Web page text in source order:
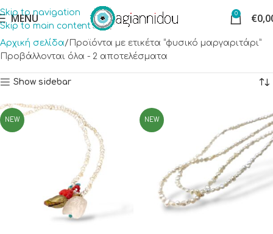
Skip to navigation
Skip to main content
MENU 0 €
Αρχική σελίδα
Προϊόντα με ετικέτα “φυσικό μαργαριτάρι”
Προβάλλονται όλα - 2 αποτελέσματα
Show sidebar
NEW NEW